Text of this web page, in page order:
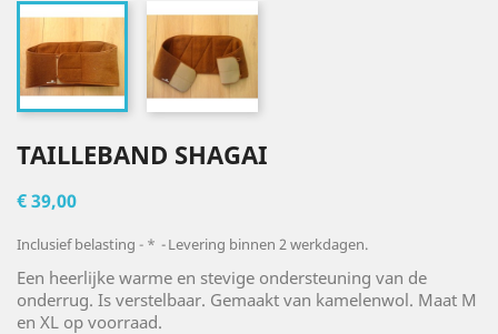
TAILLEBAND SHAGAI
€ 39,00
Inclusief belasting * Levering binnen 2 werkdagen.
Een heerlijke warme en stevige ondersteuning van de
onderrug. Is verstelbaar. Gemaakt van kamelenwol. Maat M
en XL op voorraad.